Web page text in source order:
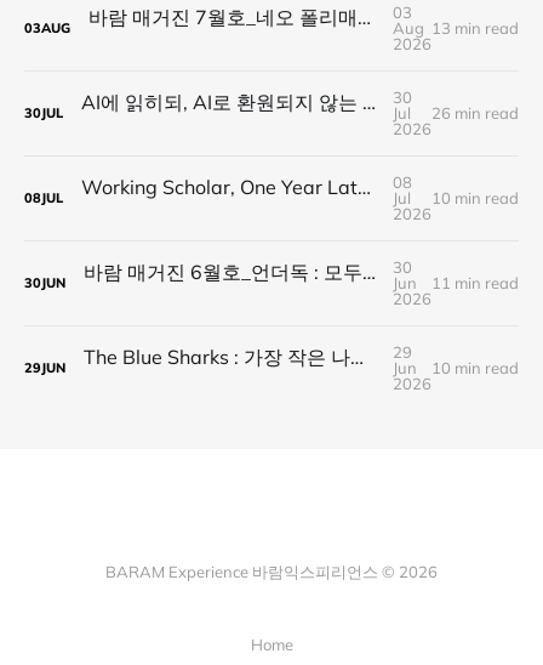
03AUG 바람 매거진 7월호_네오 폴리매스 : 명함 한 줄에 갇히지 않는 사람들
03
Aug
2026
13 min read
30JUL AI에 읽히되, AI로 환원되지 않는 것 — 새로운 낭만의 시대, 브랜드와 비즈니스가 향해야 할 방향
30
Jul
2026
26 min read
08JUL Working Scholar, One Year Later : 1년 후, 다시 보내는 응원
08
Jul
2026
10 min read
30JUN 바람 매거진 6월호_언더독 : 모두가 가는 길을 가지 않는다, 나의 길을 만든다
30
Jun
2026
11 min read
29JUN The Blue Sharks : 가장 작은 나라가 만든 가장 넓은 연결
29
Jun
2026
10 min read
BARAM Experience 바람익스피리언스 © 2026
Home